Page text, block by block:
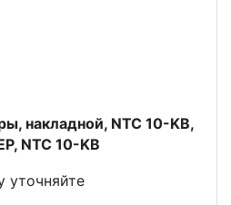
накладной, NTC 10-KB,
NTC 10-KB
уточняйте